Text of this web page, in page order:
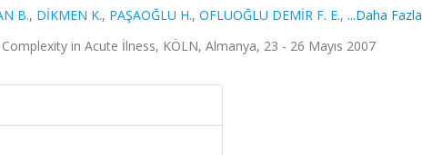
B., DİKMEN K., PAŞAOĞLU H., OFLUOĞLU DEMİR F. E., ...Daha Fazla
in Acute İlness, KÖLN, Almanya, 23 - 26 Mayıs 2007